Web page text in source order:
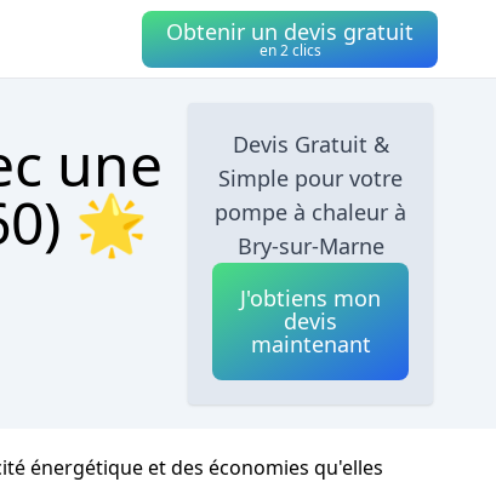
Obtenir un devis gratuit
en 2 clics
une
🌟
Devis Gratuit &
Simple pour votre
pompe à chaleur à
Bry-sur-Marne
J'obtiens mon
devis
maintenant
énergétique et des économies qu'elles